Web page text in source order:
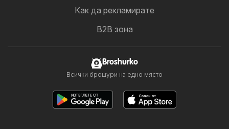
Как да рекламирате
B2B зона
Broshurko
Всички брошури на едно място